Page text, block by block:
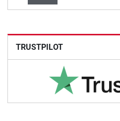
TRUSTPILOT